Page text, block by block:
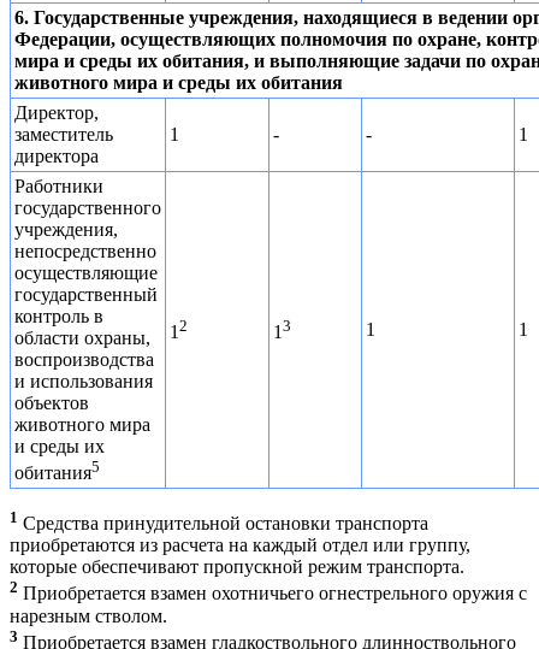
6. Государственные учреждения, находящиеся в ведении
Федерации, осуществляющих полномочия по охране,
мира и среды их обитания, и выполняющие задачи по
животного мира и среды их обитания
Директор,
заместитель
директора
1 - - 1
Работники
государственного
учреждения,
непосредственно
осуществляющие
государственный
контроль в
области охраны,
воспроизводства
и использования
объектов
животного мира
и среды их
обитания5
12 13 1 1
1 Средства принудительной остановки транспорта
приобретаются из расчета на каждый отдел или группу,
которые обеспечивают пропускной режим транспорта.
2 Приобретается взамен охотничьего огнестрельного оружия с
нарезным стволом.
3 Приобретается взамен гладкоствольного длинноствольного